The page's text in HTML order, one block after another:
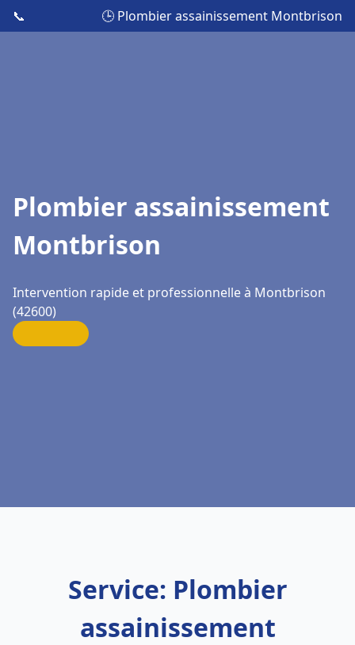
📞 🕒 Plombier assainissement Montbrison
Plombier assainissement
Montbrison
Intervention rapide et professionnelle à Montbrison
(42600)
Service: Plombier
assainissement